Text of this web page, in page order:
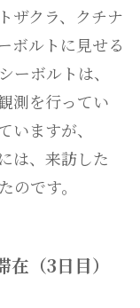
ザクラ、クチナ
ボルトに見せる
ボルトは、
測を行ってい
ますが、
は、来訪した
のです。
（3日目）